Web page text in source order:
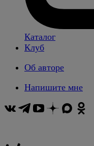
Каталог
Клуб
Об авторе
Напишите мне